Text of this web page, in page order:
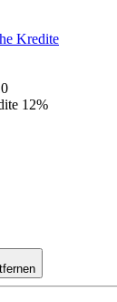
Kredite
12%